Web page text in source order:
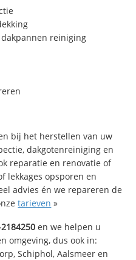
reiniging
bij het herstellen van uw
dakgotenreiniging en
reparatie en renovatie of
lekkages opsporen en
advies én we repareren de
tarieven »
en we helpen u
omgeving, dus ook in:
Schiphol, Aalsmeer en